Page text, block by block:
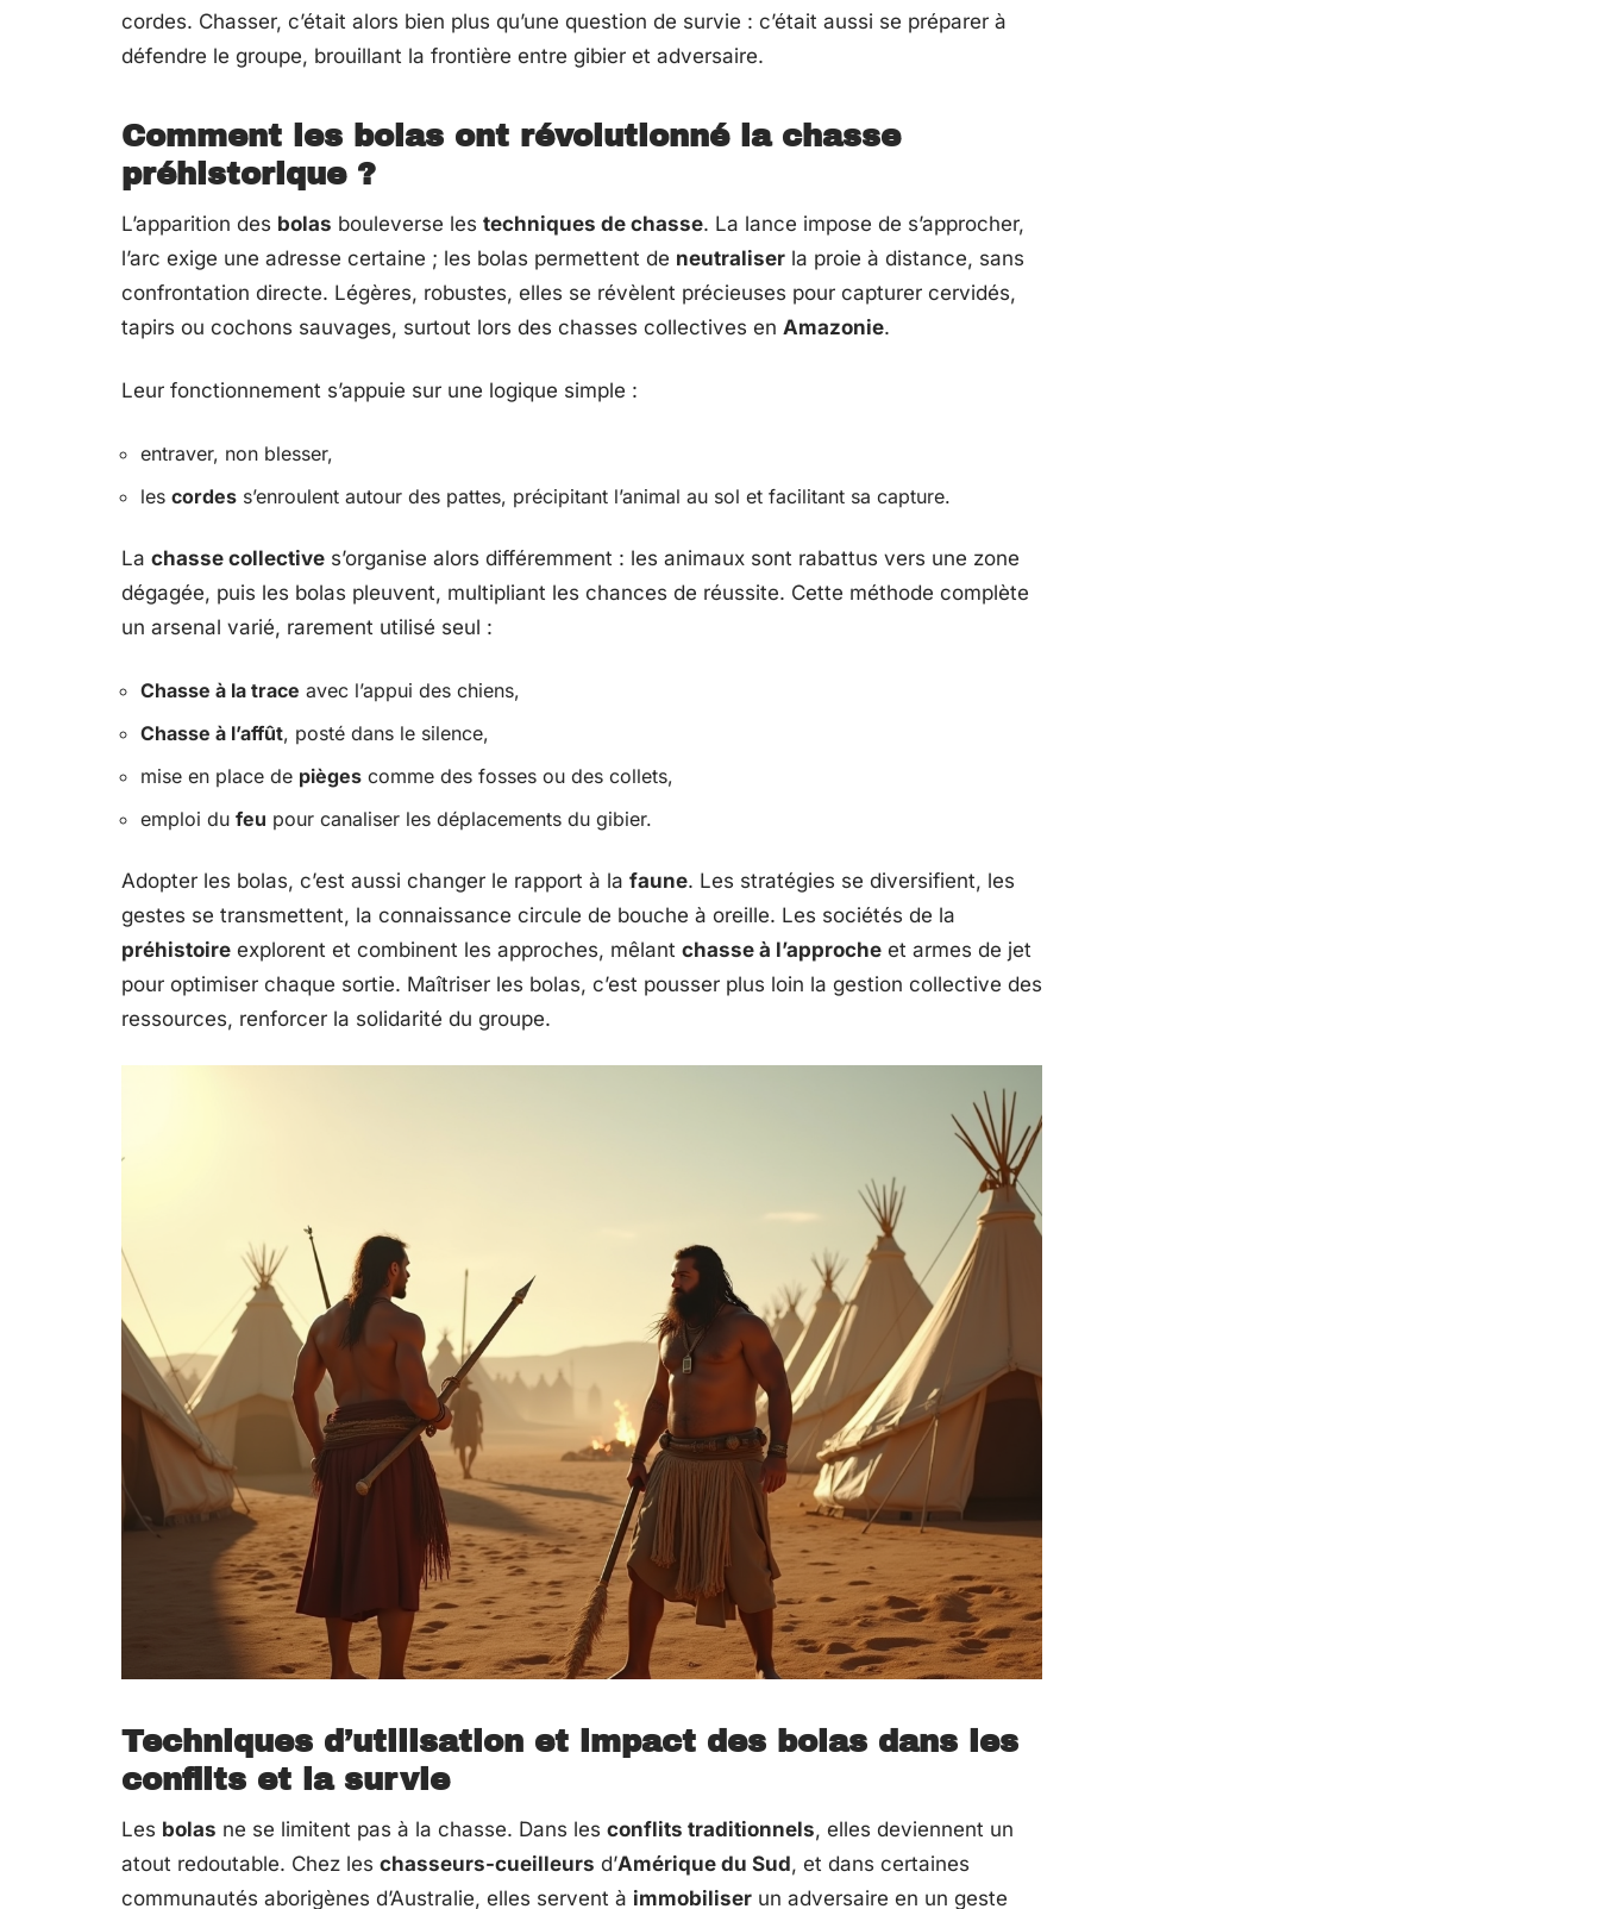
cordes. Chasser, c’était alors bien plus qu’une question de survie : c’était aussi se préparer à
défendre le groupe, brouillant la frontière entre gibier et adversaire.
Comment les bolas ont révolutionné la chasse
préhistorique ?
L’apparition des bolas bouleverse les techniques de chasse. La lance impose de s’approcher,
l’arc exige une adresse certaine ; les bolas permettent de neutraliser la proie à distance, sans
confrontation directe. Légères, robustes, elles se révèlent précieuses pour capturer cervidés,
tapirs ou cochons sauvages, surtout lors des chasses collectives en Amazonie.
Leur fonctionnement s’appuie sur une logique simple :
entraver, non blesser,
les cordes s’enroulent autour des pattes, précipitant l’animal au sol et facilitant sa capture.
La chasse collective s’organise alors différemment : les animaux sont rabattus vers une zone
dégagée, puis les bolas pleuvent, multipliant les chances de réussite. Cette méthode complète
un arsenal varié, rarement utilisé seul :
Chasse à la trace avec l’appui des chiens,
Chasse à l’affût, posté dans le silence,
mise en place de pièges comme des fosses ou des collets,
emploi du feu pour canaliser les déplacements du gibier.
Adopter les bolas, c’est aussi changer le rapport à la faune. Les stratégies se diversifient, les
gestes se transmettent, la connaissance circule de bouche à oreille. Les sociétés de la
préhistoire explorent et combinent les approches, mêlant chasse à l’approche et armes de jet
pour optimiser chaque sortie. Maîtriser les bolas, c’est pousser plus loin la gestion collective des
ressources, renforcer la solidarité du groupe.
Techniques d’utilisation et impact des bolas dans les
conflits et la survie
Les bolas ne se limitent pas à la chasse. Dans les conflits traditionnels, elles deviennent un
atout redoutable. Chez les chasseurs-cueilleurs d’Amérique du Sud, et dans certaines
communautés aborigènes d’Australie, elles servent à immobiliser un adversaire en un geste